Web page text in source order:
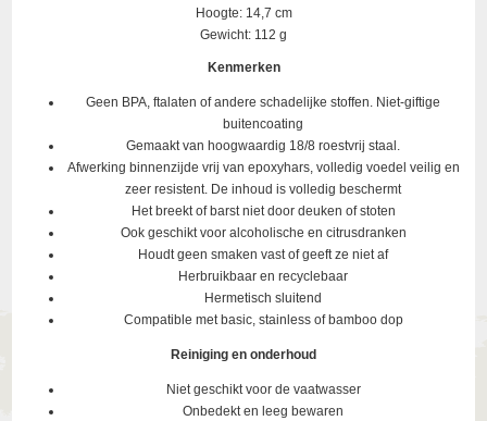
Hoogte: 14,7 cm
Gewicht: 112 g
Kenmerken
Geen BPA, ftalaten of andere schadelijke stoffen. Niet-giftige
buitencoating
Gemaakt van hoogwaardig 18/8 roestvrij staal.
Afwerking binnenzijde vrij van epoxyhars, volledig voedel veilig en
zeer resistent. De inhoud is volledig beschermt
Het breekt of barst niet door deuken of stoten
Ook geschikt voor alcoholische en citrusdranken
Houdt geen smaken vast of geeft ze niet af
Herbruikbaar en recyclebaar
Hermetisch sluitend
Compatible met basic, stainless of bamboo dop
Reiniging en onderhoud
Niet geschikt voor de vaatwasser
Onbedekt en leeg bewaren